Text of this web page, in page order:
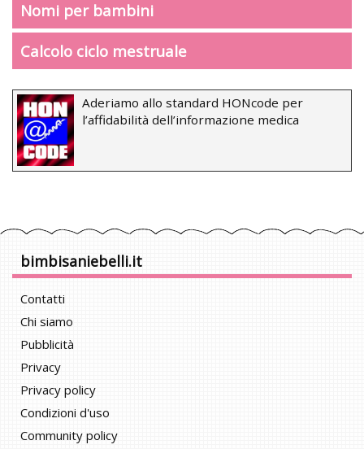
Nomi per bambini
Calcolo ciclo mestruale
Aderiamo allo standard HONcode per
l’affidabilità dell’informazione medica
bimbisaniebelli.it
Contatti
Chi siamo
Pubblicità
Privacy
Privacy policy
Condizioni d'uso
Community policy